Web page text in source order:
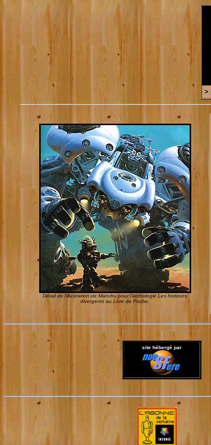
>
Détail de l'illustration de Manchu pour l'anthologie Les horizons
divergents au Livre de Poche.
site hébergé par